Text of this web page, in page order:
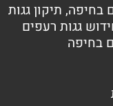
בחיפה, תיקון גגות
גגות רעפים
בחיפה